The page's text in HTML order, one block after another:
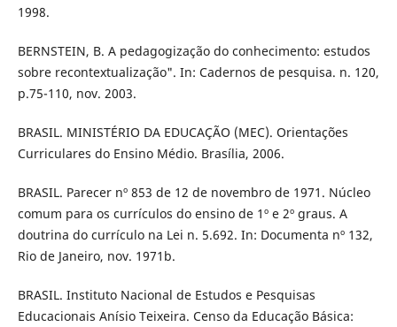
1998.
BERNSTEIN, B. A pedagogização do conhecimento: estudos
sobre recontextualização". In: Cadernos de pesquisa. n. 120,
p.75-110, nov. 2003.
BRASIL. MINISTÉRIO DA EDUCAÇÃO (MEC). Orientações
Curriculares do Ensino Médio. Brasília, 2006.
BRASIL. Parecer nº 853 de 12 de novembro de 1971. Núcleo
comum para os currículos do ensino de 1º e 2º graus. A
doutrina do currículo na Lei n. 5.692. In: Documenta nº 132,
Rio de Janeiro, nov. 1971b.
BRASIL. Instituto Nacional de Estudos e Pesquisas
Educacionais Anísio Teixeira. Censo da Educação Básica: